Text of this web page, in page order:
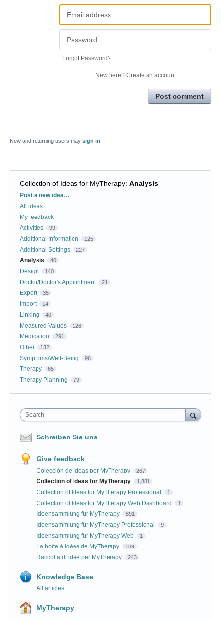
Forgot Password?
New here? Create an account
Post comment
New and returning users may sign in
Collection of Ideas for MyTherapy: Analysis
Categories
Post a new idea…
All ideas
My feedback
Activities
99
Additional Information 125
Additional Settings 227
Analysis 40
Design 140
Doctor/Doctor's Appointment 21
Export 35
Import 14
Linking 40
Measured Values 126
Medication 291
Other 132
Symptoms/Well-Being 96
Therapy 65
Therapy Planning 79
Search
Schreiben Sie uns
Give feedback
Colección de ideas por MyTherapy 267
Collection of Ideas for MyTherapy 1,881
Collection of Ideas for MyTherapy Professional 1
Collection of Ideas for MyTherapy Web Dashboard 1
Ideensammlung für MyTherapy 891
Ideensammlung für MyTherapy Professional 9
Ideensammlung für MyTherapy Web 1
La boîte à idées de MyTherapy 189
Raccolta di idee per MyTherapy 243
Knowledge Base
All articles
MyTherapy